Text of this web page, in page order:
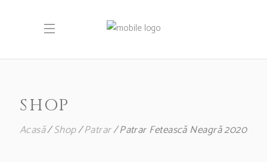
SHOP
Acasă Shop Patrar Patrar Fetească Neagră 2020